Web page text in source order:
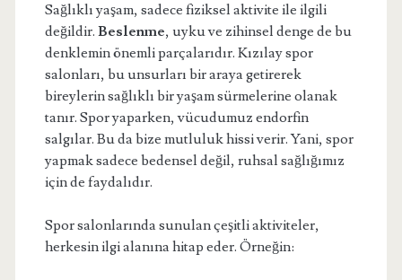
Sağlıklı yaşam, sadece fiziksel aktivite ile ilgili
değildir. Beslenme, uyku ve zihinsel denge de bu
denklemin önemli parçalarıdır. Kızılay spor
salonları, bu unsurları bir araya getirerek
bireylerin sağlıklı bir yaşam sürmelerine olanak
tanır. Spor yaparken, vücudumuz endorfin
salgılar. Bu da bize mutluluk hissi verir. Yani, spor
yapmak sadece bedensel değil, ruhsal sağlığımız
için de faydalıdır.
Spor salonlarında sunulan çeşitli aktiviteler,
herkesin ilgi alanına hitap eder. Örneğin: